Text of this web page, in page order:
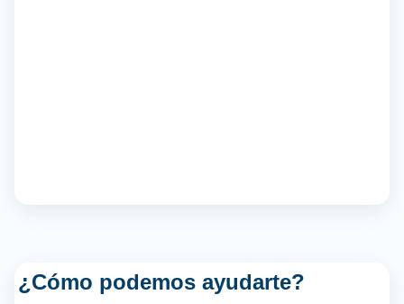
¿Cómo podemos ayudarte?